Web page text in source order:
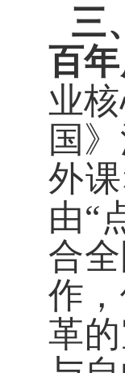
三
百
业
国
外
由“
合
作
革